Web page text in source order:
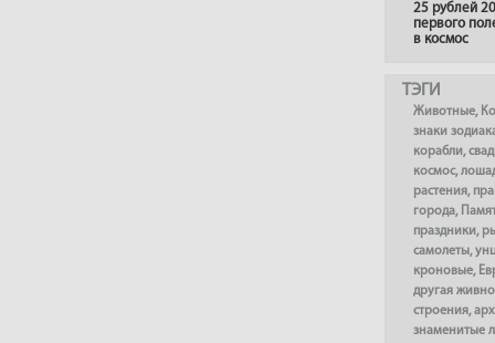
25 рублей
первого
в космос
ТЭГИ
Животные,
знаки
корабли,
космос,
растения,
города,
праздники,
самолеты,
кроновые,
другая
строения,
знаменитые